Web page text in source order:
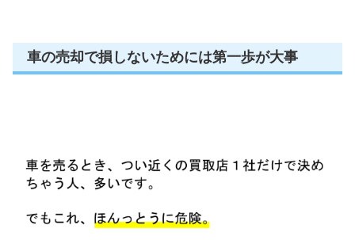
車の売却で損しないためには第一歩が大事